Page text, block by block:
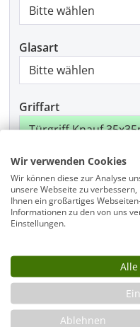
Glasart
Griffart
Beschlagfarbe
Montage
Produkt
Wir verwenden Cookies
Wir können diese zur Analyse
unsere Webseite zu
Ihnen ein großartiges
Informationen zu den von uns
Einstellungen.
Ablehnen